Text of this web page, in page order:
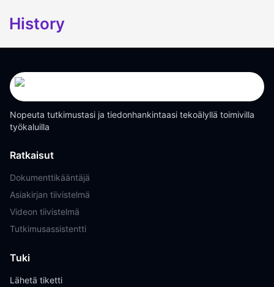
History
Nopeuta tutkimustasi ja tiedonhankintaasi tekoälyllä toimivilla
työkaluilla
Ratkaisut
Dokumenttikääntäjä
Asiakirjan tiivistelmä
Videon tiivistelmä
Tutkimusassistentti
Tuki
Lähetä tiketti